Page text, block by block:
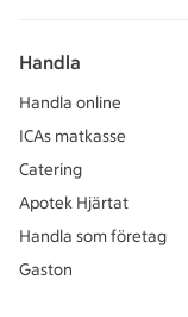
Handla
Handla online
ICAs matkasse
Catering
Apotek Hjärtat
Handla som företag
Gaston